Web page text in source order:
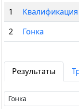
1 Квалификация
2
Гонка
Результаты